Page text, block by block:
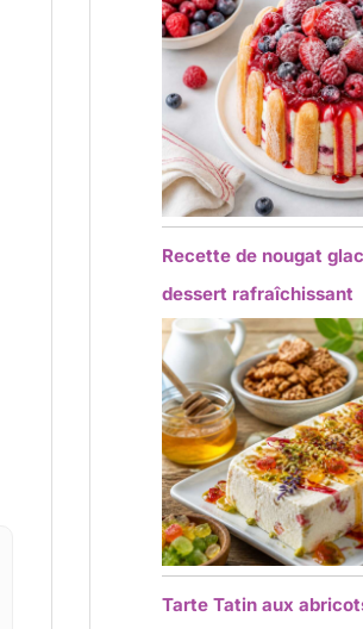
Recette de nougat
dessert rafraîchissant
Tarte Tatin aux